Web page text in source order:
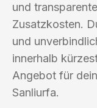
und
Zusatzkosten.
und
innerhalb
Angebot für
Sanliurfa.